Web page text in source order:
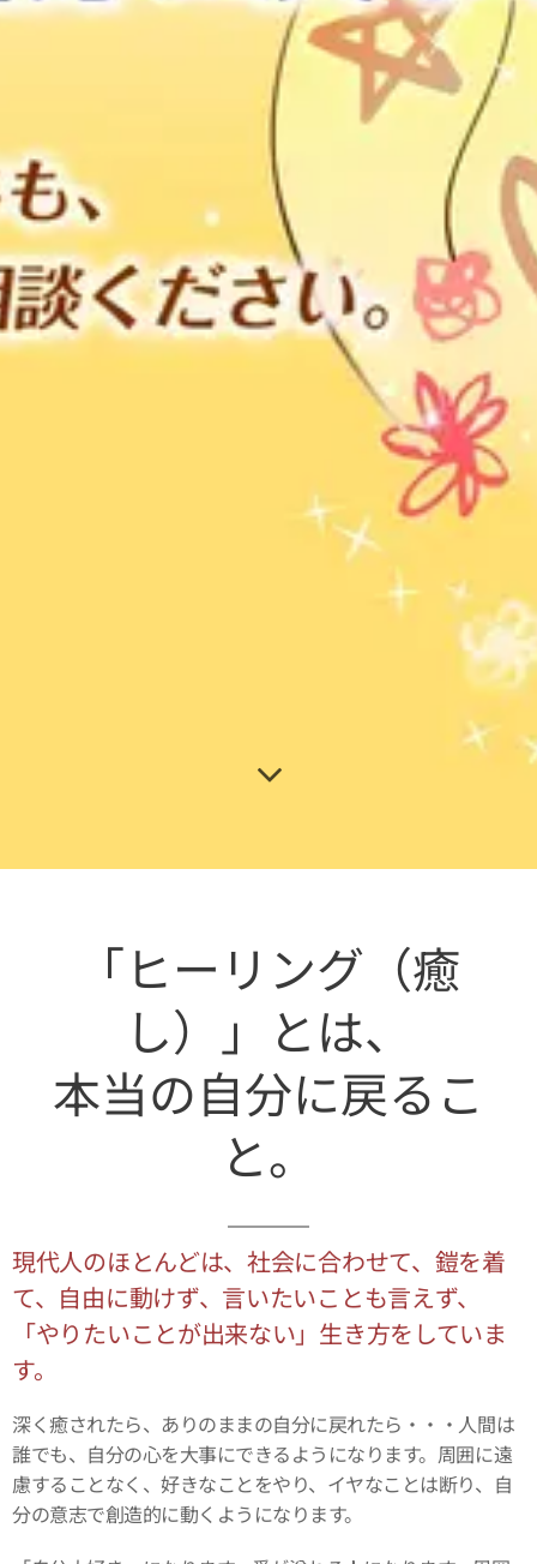
「ヒーリング（癒
し）」とは、
本当の自分に戻るこ
と。
現代人のほとんどは、社会に合わせて、鎧を着
て、自由に動けず、言いたいことも言えず、
「やりたいことが出来ない」生き方をしていま
す。
深く癒されたら、ありのままの自分に戻れたら・・・人間は
誰でも、自分の心を大事にできるようになります。周囲に遠
慮することなく、好きなことをやり、イヤなことは断り、自
分の意志で創造的に動くようになります。